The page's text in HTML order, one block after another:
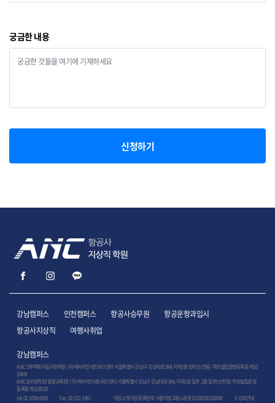
궁금한 내용
신청하기
강남캠퍼스 인천캠퍼스 항공사승무원
항공운항과입시
항공사지상직
여행사취업
강남캠퍼스
ANC크루팩토리승무원학원 (주)에어라인네트워크센터 서울특별시 강남구 강남대로 584, 지하1층 일부(논현동) 학원설립운영등록증 제10
204호
ANC승무원학원(평생교육원) (주)에어라인네트워크센터 서울특별시 강남구 강남대로 584, 지하1층 일부, 2층 일부(논현동) 학원설립운영
등록증 제11832호
tel. 02-2038-0065
fax. 02-512-1467 직업소개사업 등록번호 서울지방고용노동청 F1200020220004
수강료안내